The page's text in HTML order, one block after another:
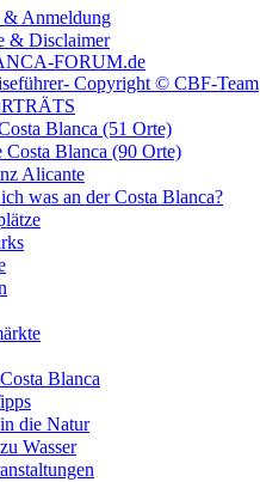
& Anmeldung
& Disclaimer
FORUM.de
Copyright © CBF-Team
Blanca (51 Orte)
Blanca (90 Orte)
Alicante
was an der Costa Blanca?
Blanca
die Natur
Wasser